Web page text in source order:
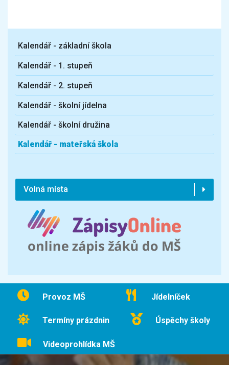
Kalendář - základní škola
Kalendář - 1. stupeň
Kalendář - 2. stupeň
Kalendář - školní jídelna
Kalendář - školní družina
Kalendář - mateřská škola
Volná místa
Provoz MŠ Jídelníček
Termíny prázdnin Úspěchy školy
Videoprohlídka MŠ